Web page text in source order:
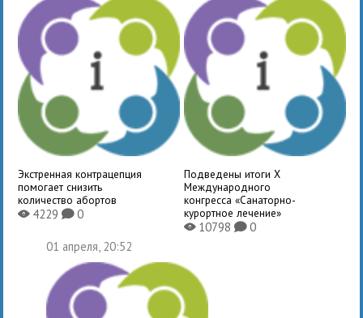
Экстренная контрацепция
помогает снизить
количество абортов
X4229K0
Подведены итоги X
Международного
конгресса «Санаторно-
курортное лечение»
X10798 K0
01 апреля, 20:52